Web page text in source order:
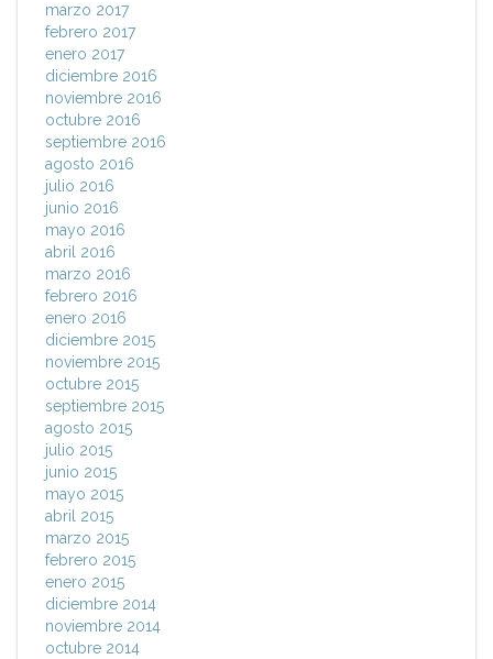
marzo 2017
febrero 2017
enero 2017
diciembre 2016
noviembre 2016
octubre 2016
septiembre 2016
agosto 2016
julio 2016
junio 2016
mayo 2016
abril 2016
marzo 2016
febrero 2016
enero 2016
diciembre 2015
noviembre 2015
octubre 2015
septiembre 2015
agosto 2015
julio 2015
junio 2015
mayo 2015
abril 2015
marzo 2015
febrero 2015
enero 2015
diciembre 2014
noviembre 2014
octubre 2014